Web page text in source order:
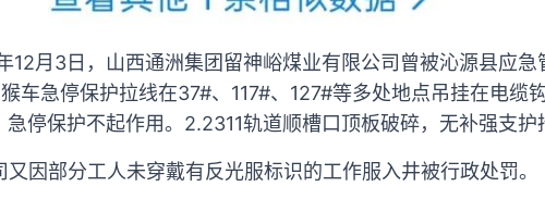
12月3日，山西通洲集团留神峪煤业有限公司曾被沁源县应急
车急停保护拉线在37#、117#、127#等多处地点吊挂在电缆
停保护不起作用。2.2311轨道顺槽口顶板破碎，无补强支护
因部分工人未穿戴有反光服标识的工作服入井被行政处罚。